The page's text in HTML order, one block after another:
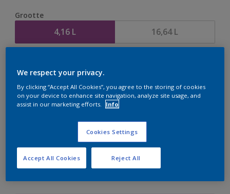
Grootte
4,16 L 16,64 L
te bestellen. Houd de website in de gaten, we werken
er hard aan om de voorraad aan te vullen.
We respect your privacy.
By clicking “Accept All Cookies”, you agree to the storing of cookies
on your device to enhance site navigation, analyze site usage, and
assist in our marketing efforts.
Info
Cookies Settings
Reject All
Accept All Cookies